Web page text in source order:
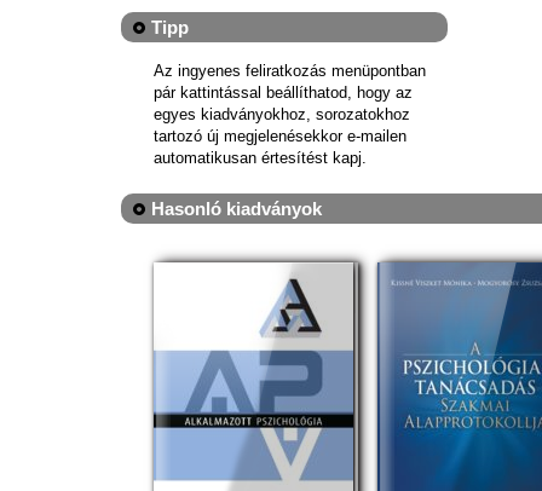
Tipp
Az ingyenes feliratkozás menüpontban
pár kattintással beállíthatod, hogy az
egyes kiadványokhoz, sorozatokhoz
tartozó új megjelenésekkor e-mailen
automatikusan értesítést kapj.
Hasonló kiadványok